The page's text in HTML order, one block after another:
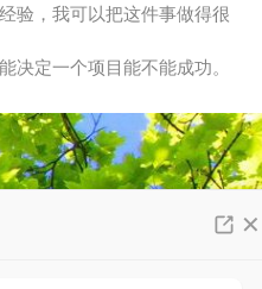
验，我可以把这件事做得很
决定一个项目能不能成功。